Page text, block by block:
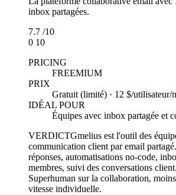
inbox partagées.
7.7 /10
0 10
PRICING
FREEMIUM
PRIX
Gratuit (limité) · 12 $/utilisateur/
IDÉAL POUR
Équipes avec inbox partagée et
VERDICTGmelius est l'outil des
communication client par email
réponses, automatisations no-code,
membres, suivi des conversations
Superhuman sur la collaboration,
vitesse individuelle.